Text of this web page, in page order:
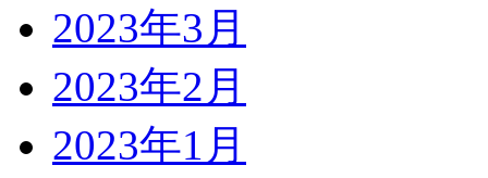
2023年3月
2023年2月
2023年1月